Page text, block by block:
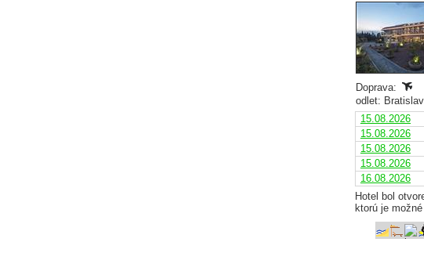
Doprava:
odlet:
15.08.2026
15.08.2026
15.08.2026
15.08.2026
16.08.2026
Hotel bol
ktorú je